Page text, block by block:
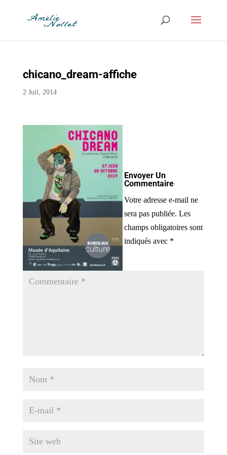
chicano_dream-affiche
2 Juil, 2014
Envoyer Un
Commentaire
Votre adresse e-mail ne
sera pas publiée. Les
champs obligatoires sont
indiqués avec *